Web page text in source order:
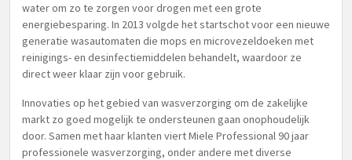
water om zo te zorgen voor drogen met een grote
energiebesparing. In 2013 volgde het startschot voor een nieuwe
generatie wasautomaten die mops en microvezeldoeken met
reinigings- en desinfectiemiddelen behandelt, waardoor ze
direct weer klaar zijn voor gebruik.
Innovaties op het gebied van wasverzorging om de zakelijke
markt zo goed mogelijk te ondersteunen gaan onophoudelijk
door. Samen met haar klanten viert Miele Professional 90 jaar
professionele wasverzorging, onder andere met diverse